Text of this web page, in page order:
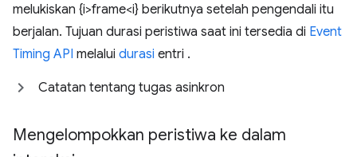
melukiskan {i>frame<i} berikutnya setelah pengendali itu
berjalan. Tujuan durasi peristiwa saat ini tersedia di Event
Timing API melalui durasi entri .
Catatan tentang tugas asinkron
Mengelompokkan peristiwa ke dalam